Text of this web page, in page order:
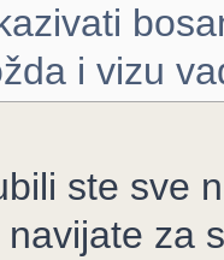
i vizu
ste sve
navijate za